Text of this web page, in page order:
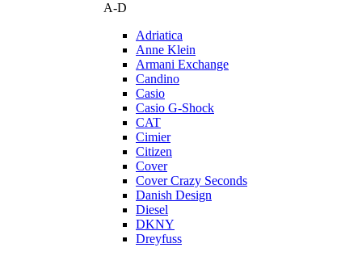
A-D
Adriatica
Anne Klein
Armani Exchange
Candino
Casio
Casio G-Shock
CAT
Cimier
Citizen
Cover
Cover Crazy Seconds
Danish Design
Diesel
DKNY
Dreyfuss